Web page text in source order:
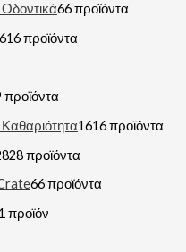
66 προϊόντα
16 προϊόντα
προϊόντα
Καθαριότητα1616 προϊόντα
28 προϊόντα
66 προϊόντα
1 προϊόν